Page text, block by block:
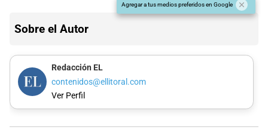
Agregar a tus medios preferidos en Google
Sobre el Autor
Redacción EL
contenidos@ellitoral.com
Ver Perfil